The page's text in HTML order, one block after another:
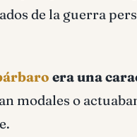
de la guerra
era una
modales o